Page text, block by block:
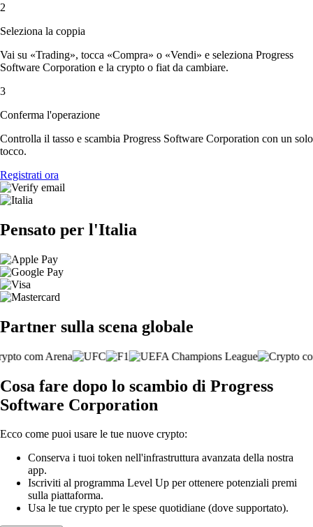
2
Seleziona la coppia
Vai su «Trading», tocca «Compra» o «Vendi» e seleziona Progress
Software Corporation e la crypto o fiat da cambiare.
3
Conferma l'operazione
Controlla il tasso e scambia Progress Software Corporation con un solo
tocco.
Registrati ora
Pensato per l'Italia
Partner sulla scena globale
Cosa fare dopo lo scambio di Progress
Software Corporation
Ecco come puoi usare le tue nuove crypto:
Conserva i tuoi token nell'infrastruttura avanzata della nostra
app.
Iscriviti al programma Level Up per ottenere potenziali premi
sulla piattaforma.
Usa le tue crypto per le spese quotidiane (dove supportato).